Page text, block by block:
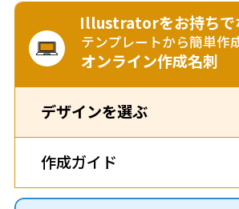
Illustratorをお持ちで
テンプレートから簡単作
オンライン作成名刺
デザインを選ぶ
作成ガイド